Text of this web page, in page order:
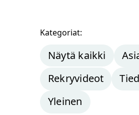
Kategoriat:
Näytä kaikki
Rekryvideot
Yleinen